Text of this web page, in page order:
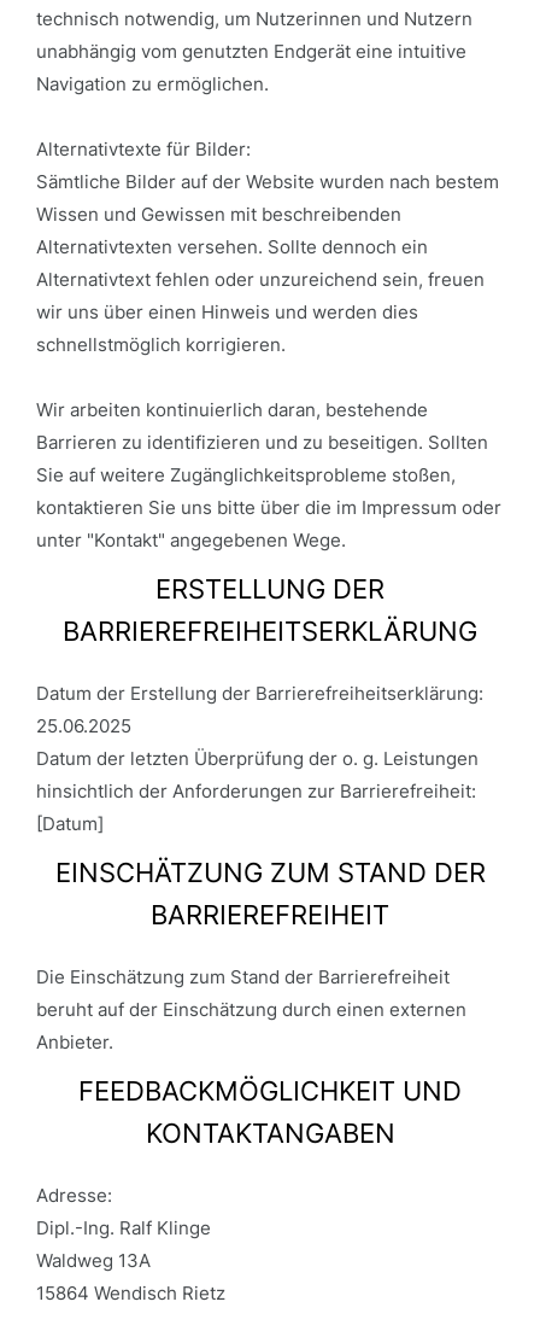
technisch notwendig, um Nutzerinnen und Nutzern
unabhängig vom genutzten Endgerät eine intuitive
Navigation zu ermöglichen.
Alternativtexte für Bilder:
Sämtliche Bilder auf der Website wurden nach bestem
Wissen und Gewissen mit beschreibenden
Alternativtexten versehen. Sollte dennoch ein
Alternativtext fehlen oder unzureichend sein, freuen
wir uns über einen Hinweis und werden dies
schnellstmöglich korrigieren.
Wir arbeiten kontinuierlich daran, bestehende
Barrieren zu identifizieren und zu beseitigen. Sollten
Sie auf weitere Zugänglichkeitsprobleme stoßen,
kontaktieren Sie uns bitte über die im Impressum oder
unter "Kontakt" angegebenen Wege.
ERSTELLUNG DER
BARRIEREFREIHEITSERKLÄRUNG
Datum der Erstellung der Barrierefreiheitserklärung:
25.06.2025
Datum der letzten Überprüfung der o. g. Leistungen
hinsichtlich der Anforderungen zur Barrierefreiheit:
[Datum]
EINSCHÄTZUNG ZUM STAND DER
BARRIEREFREIHEIT
Die Einschätzung zum Stand der Barrierefreiheit
beruht auf der Einschätzung durch einen externen
Anbieter.
FEEDBACKMÖGLICHKEIT UND
KONTAKTANGABEN
Adresse:
Dipl.-Ing. Ralf Klinge
Waldweg 13A
15864 Wendisch Rietz